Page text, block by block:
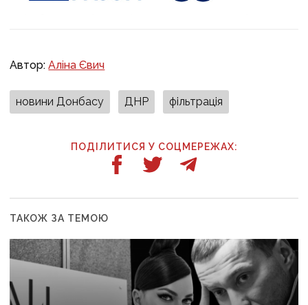
Автор:Аліна Євич
новини Донбасу ДНР фільтрація
ПОДІЛИТИСЯ У СОЦМЕРЕЖАХ:
ТАКОЖ ЗА ТЕМОЮ